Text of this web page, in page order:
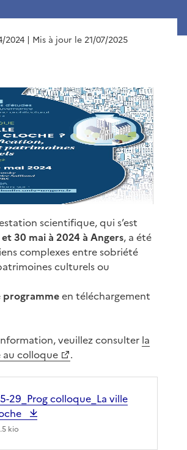
2024 | Mis à jour le 21/07/2025
scientifique, qui s’est
30 mai à 2024 à Angers, a été
complexes entre sobriété
culturels ou
programmeen téléchargement
veuillez consulter la
au colloque
.
29_Prog colloque_La ville
kio